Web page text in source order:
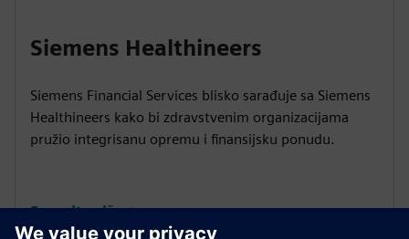
Siemens Healthineers
Siemens Financial Services blisko sarađuje sa Siemens
Healthineers kako bi zdravstvenim organizacijama
pružio integrisanu opremu i finansijsku ponudu.
Saznajte više